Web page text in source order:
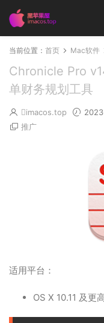
当前位置： 首页 Mac软件
Chronicle Pro
单财务规划工具
imacos.top
推广
适用平台：
OS X 10.11 及更